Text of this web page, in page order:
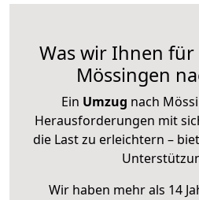
Was wir Ihnen
Mössingen
Ein Umzug nach
Herausforderungen mit
die Last zu erleichtern –
Wir haben mehr als 14